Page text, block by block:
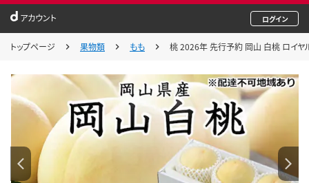
アカウント ログイン
トップページ 果物類 もも 桃 2026年 先行予約 岡山 白桃 ロイヤ